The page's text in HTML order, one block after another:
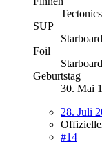
SUP
Foil
Geburtstag
30. Mai
28. Juli
#14